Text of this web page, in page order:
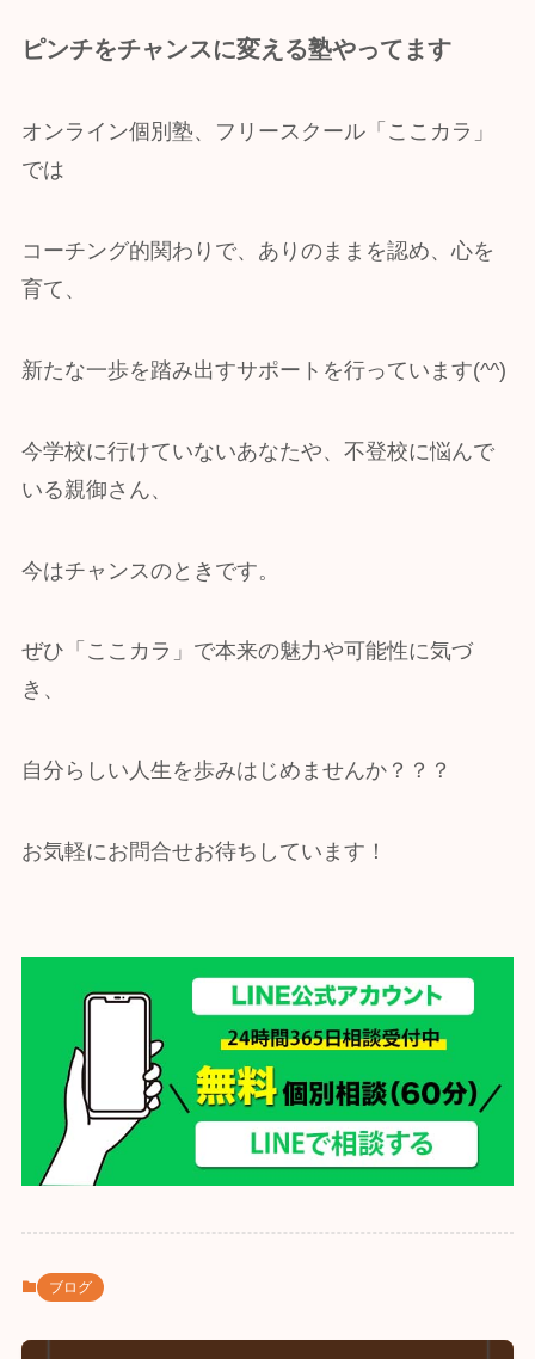
ピンチをチャンスに変える塾やってます
オンライン個別塾、フリースクール「ここカラ」
では
コーチング的関わりで、ありのままを認め、心を
育て、
新たな一歩を踏み出すサポートを行っています(^^)
今学校に行けていないあなたや、不登校に悩んで
いる親御さん、
今はチャンスのときです。
ぜひ「ここカラ」で本来の魅力や可能性に気づ
き、
自分らしい人生を歩みはじめませんか？？？
お気軽にお問合せお待ちしています！
ブログ